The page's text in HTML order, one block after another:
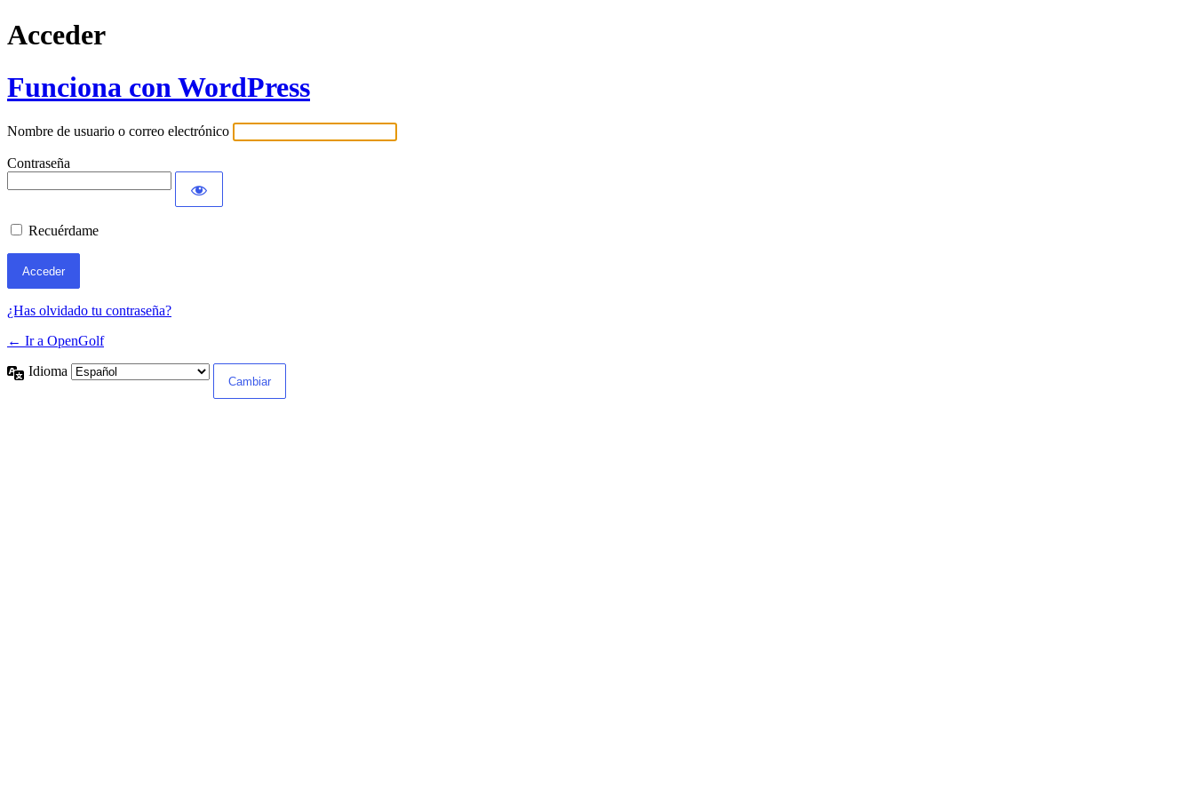
Acceder
Funciona con WordPress
Nombre de usuario o correo electrónico
Contraseña
Recuérdame
¿Has olvidado tu contraseña?
← Ir a OpenGolf
Idioma